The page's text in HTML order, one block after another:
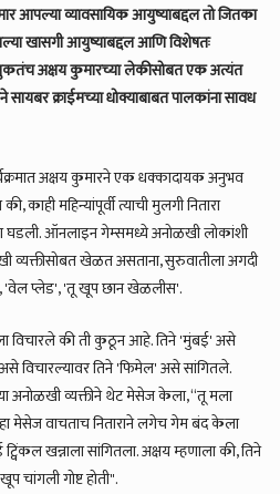
आपल्या व्यावसायिक आयुष्याबद्दल तो जितका
खासगी आयुष्याबद्दल आणि विशेषतः
नुकतंच अक्षय कुमारच्या लेकीसोबत एक अत्यंत
क्राईमच्या धोक्याबाबत पालकांना सावध
अक्षय कुमारने एक धक्कादायक अनुभव
महिन्यांपूर्वी त्याची मुलगी नितारा
ऑनलाइन गेम्समध्ये अनोळखी लोकांशी
व्यक्तीसोबत खेळत असताना, सुरुवातीला अगदी
'वेल प्लेड', 'तू खूप छान खेळलीस'.
विचारले की ती कुठून आहे. तिने 'मुंबई' असे
विचारल्यावर तिने 'फिमेल' असे सांगितले.
अनोळखी व्यक्तीने थेट मेसेज केला, “तू मला
मेसेज वाचताच निताराने लगेच गेम बंद केला
खन्नाला सांगितला. अक्षय म्हणाला की, तिने
चांगली गोष्ट होती".